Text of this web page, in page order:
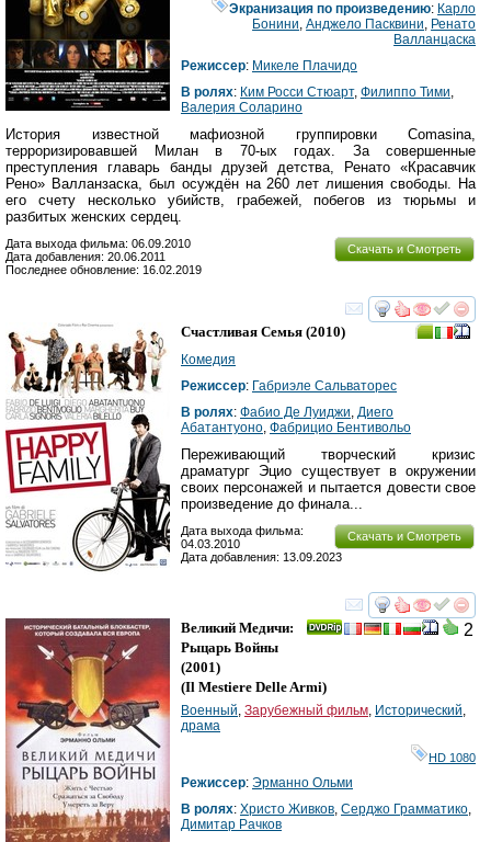
Экранизация по произведению: Карло
Бонини,Анджело Пасквини, Ренато
Валланцаска
Режиссер: Микеле Плачидо
В ролях: Ким Росси Стюарт, Филиппо Тими,
Валерия Соларино
История известной мафиозной группировки Comasina,
терроризировавшей Милан в 70-ых годах. За совершенные
преступления главарь банды друзей детства, Ренато «Красавчик
Рено» Валланзаска, был осуждён на 260 лет лишения свободы. На
его счету несколько убийств, грабежей, побегов из тюрьмы и
разбитых женских сердец.
Скачать и Смотреть
Дата выхода фильма: 06.09.2010
Дата добавления: 20.06.2011
Последнее обновление: 16.02.2019
смотреть
Счастливая Семья (2010)
Комедия
Режиссер: Габриэле Сальваторес
В ролях: Фабио Де Луиджи, Диего
Абатантуоно, Фабрицио Бентивольо
Переживающий творческий кризис
драматург Эцио существует в окружении
своих персонажей и пытается довести свое
произведение до финала...
Скачать и Смотреть
Дата выхода фильма:
04.03.2010
Дата добавления: 13.09.2023
смотреть
2
Великий Медичи:
Рыцарь Войны
(2001)
(Il Mestiere Delle Armi)
Военный, Зарубежный фильм, Исторический,
драма
HD 1080
Режиссер: Эрманно Ольми
В ролях: Христо Живков, Серджо Грамматико,
Димитар Рачков